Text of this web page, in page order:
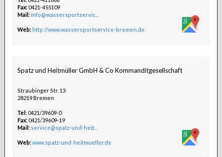
Fax:0421-455109
Mail:info@wassersportservic...
Web: http://www.wassersportservice-bremen.de
Spatz und Heitmüller GmbH & Co Kommanditgesellschaft
Straubinger Str. 13
28219 Bremen
Tel:0421/39609-0
Fax:0421/39609-19
Mail: service@spatz-und-heit...
Web:www.spatz-und-heitmueller.de